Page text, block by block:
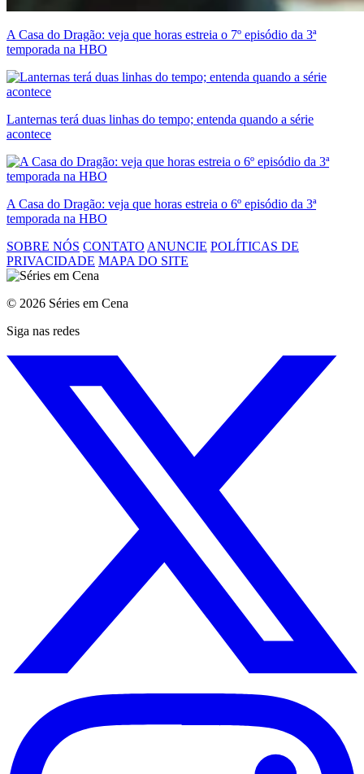
A Casa do Dragão: veja que horas estreia o 7º episódio da 3ª
temporada na HBO
Lanternas terá duas linhas do tempo; entenda quando a série
acontece
A Casa do Dragão: veja que horas estreia o 6º episódio da 3ª
temporada na HBO
SOBRE NÓS CONTATO ANUNCIE POLÍTICAS DE
PRIVACIDADE MAPA DO SITE
© 2026 Séries em Cena
Siga nas redes